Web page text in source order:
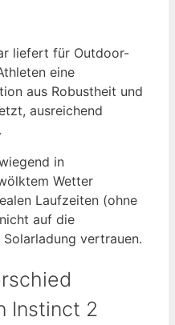
liefert für Outdoor-
eine
aus Robustheit und
ausreichend
in
Wetter
Laufzeiten (ohne
auf die
vertrauen.
Instinct 2